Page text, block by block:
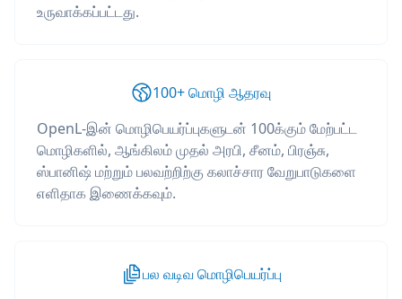
உருவாக்கப்பட்டது.
100+ மொழி ஆதரவு
OpenL-இன் மொழிபெயர்ப்புகளுடன் 100க்கும் மேற்பட்ட
மொழிகளில், ஆங்கிலம் முதல் அரபி, சீனம், பிரஞ்சு,
ஸ்பானிஷ் மற்றும் பலவற்றிற்கு கலாச்சார வேறுபாடுகளை
எளிதாக இணைக்கவும்.
பல வடிவ மொழிபெயர்ப்பு